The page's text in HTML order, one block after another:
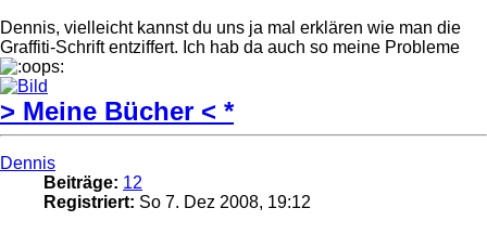
Dennis, vielleicht kannst du uns ja mal erklären wie man die
Graffiti-Schrift entziffert. Ich hab da auch so meine Probleme
> Meine Bücher < *
Nach
oben
Dennis
Beiträge: 12
Registriert: So 7. Dez 2008, 19:12